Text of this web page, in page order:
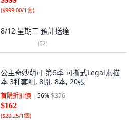
($999.00/1套)
8/12 星期三 預計送達
(52)
公主奇妙萌可 第6季 可撕式Legal素描
本 3種套組, 8開, 8本, 20張
首購折扣價 56%$376
$162
($20.25/1個)